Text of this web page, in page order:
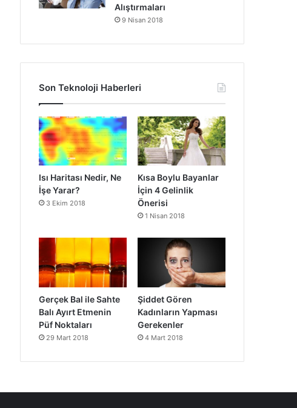
Alıştırmaları
9 Nisan 2018
Son Teknoloji Haberleri
Isı Haritası Nedir, Ne
İşe Yarar?
3 Ekim 2018
Kısa Boylu Bayanlar
İçin 4 Gelinlik
Önerisi
1 Nisan 2018
Gerçek Bal ile Sahte
Balı Ayırt Etmenin
Püf Noktaları
29 Mart 2018
Şiddet Gören
Kadınların Yapması
Gerekenler
4 Mart 2018